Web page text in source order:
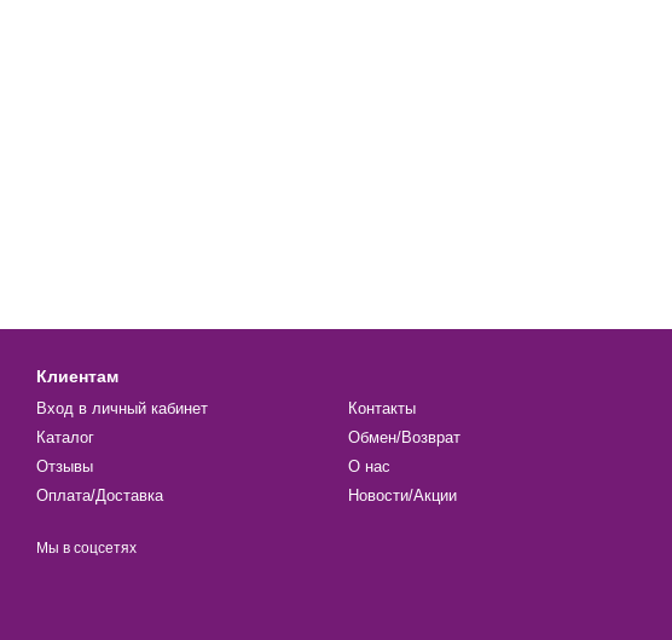
Клиентам
Вход в личный кабинет
Каталог
Отзывы
Оплата/Доставка
Контакты
Обмен/Возврат
О нас
Новости/Акции
Мы в соцсетях